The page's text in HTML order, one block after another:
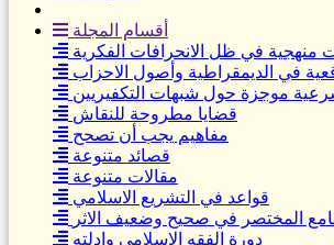
أقسام المجلة
منهجية في ظل الانحرافات الفكرية
في الديمقراطية وأصول الاحزاب
موجزة حول شبهات التكفيريين
قضايا مطروحة للنقاش
مفاهيم يجب أن تصحح
قصائد متنوعة
مقالات متنوعة
قواعد في التشريع الاسلامي
المختصر في صحيح وضعيف الاثر
دورة الفقه الاسلامي وادلته